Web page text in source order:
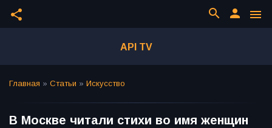
share menu
person
search
API TV
Главная » Статьи » Искусство
В Москве читали стихи во имя женщин